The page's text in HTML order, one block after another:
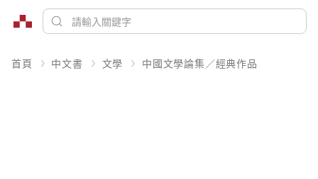
首頁 中文書 文學 中國文學論集／經典作品